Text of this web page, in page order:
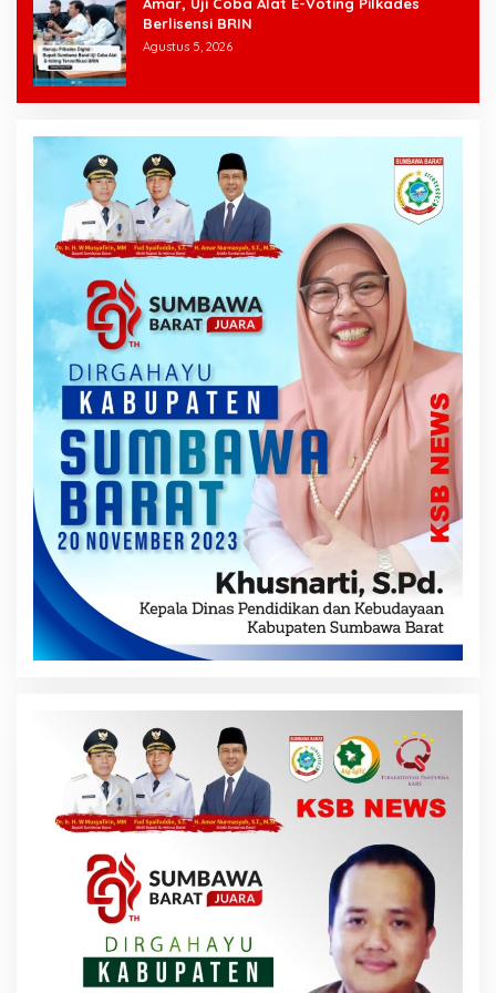
Berlisensi BRIN
Agustus 5, 2026